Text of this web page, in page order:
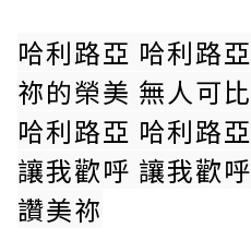
哈利路亞 哈利路亞
祢的榮美 無人可比
哈利路亞 哈利路亞
讓我歡呼 讓我歡呼
讚美祢